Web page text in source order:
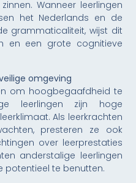
Wanneer leerlingen
het Nederlands en de
grammaticaliteit, wijst dit
en een grote cognitieve
omgeving
om hoogbegaafdheid te
leerlingen zijn hoge
Als leerkrachten
presteren ze ook
over leerprestaties
anderstalige leerlingen
potentieel te benutten.